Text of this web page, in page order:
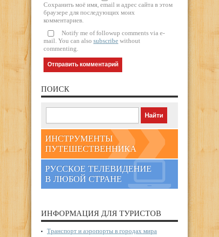
Сохранить моё имя, email и адрес сайта в этом
браузере для последующих моих
комментариев.
Notify me of followup comments via e-
mail. You can also subscribe without
commenting.
ПОИСК
ИНСТРУМЕНТЫ
ПУТЕШЕСТВЕННИКА
РУССКОЕ ТЕЛЕВИДЕНИЕ
В ЛЮБОЙ СТРАНЕ
ИНФОРМАЦИЯ ДЛЯ ТУРИСТОВ
Транспорт и аэропорты в городах мира